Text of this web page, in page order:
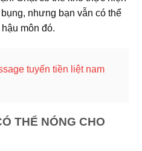
nhưng bạn vẫn có thể
môn đó.
tuyến tiền liệt nam
THỂ NÓNG CHO